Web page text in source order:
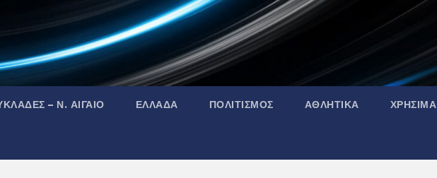
– Ν. ΑΙΓΑΙΟ ΕΛΛΑΔΑ ΠΟΛΙΤΙΣΜΟΣ ΑΘΛΗΤΙΚΑ ΧΡΗΣΙΜΑ